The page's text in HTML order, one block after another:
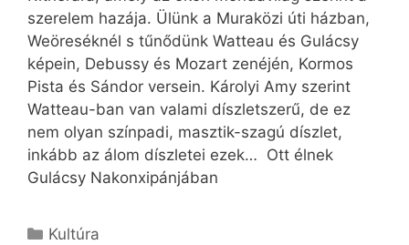
szerelem hazája. Ülünk a Muraközi úti házban,
Weöreséknél s tűnődünk Watteau és Gulácsy
képein, Debussy és Mozart zenéjén, Kormos
Pista és Sándor versein. Károlyi Amy szerint
Watteau-ban van valami díszletszerű, de ez
nem olyan színpadi, masztik-szagú díszlet,
inkább az álom díszletei ezek… Ott élnek
Gulácsy Nakonxipánjában
Kategória
Kultúra